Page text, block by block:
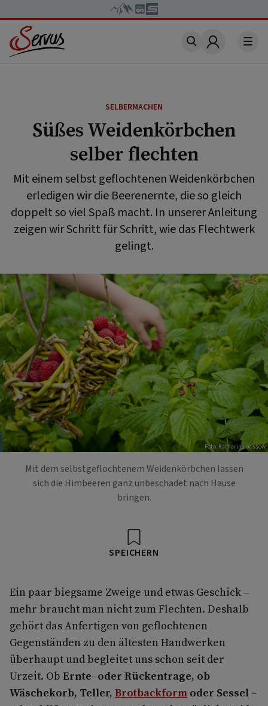
Account
SELBERMACHEN
Süßes Weidenkörbchen
selber flechten
Mit einem selbst geflochtenen Weidenkörbchen
erledigen wir die Beerenernte, die so gleich
doppelt so viel Spaß macht. In unserer Anleitung
zeigen wir Schritt für Schritt, wie das Flechtwerk
gelingt.
Foto: Katharina Gossow
Mit dem selbstgeflochtenem Weidenkörbchen lassen
sich die Himbeeren ganz unbeschadet nach Hause
bringen.
SPEICHERN
Ein paar biegsame Zweige und etwas Geschick –
mehr braucht man nicht zum Flechten. Deshalb
gehört das Anfertigen von geflochtenen
Gegenständen zu den ältesten Handwerken
überhaupt und begleitet uns schon seit der
Urzeit. Ob Ernte- oder Rückentrage, ob
Wäschekorb, Teller, Brotbackform oder Sessel –